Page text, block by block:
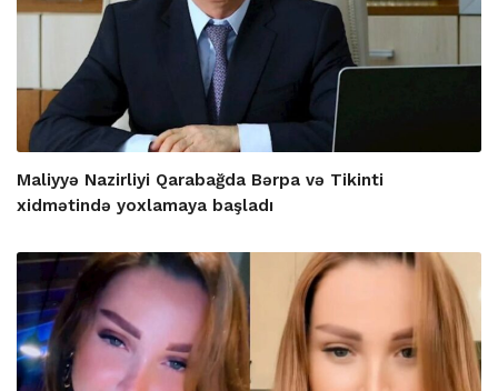
Maliyyə Nazirliyi Qarabağda Bərpa və Tikinti
xidmətində yoxlamaya başladı